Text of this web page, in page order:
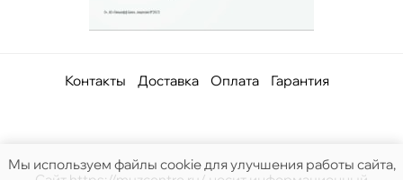
Контакты Доставка Оплата Гарантия
Мы используем файлы cookie для улучшения работы сайта,